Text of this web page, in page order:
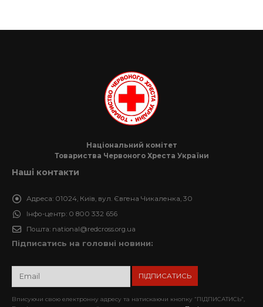
Національний комітет
Товариства Червоного Хреста України
Наші контакти
Адреса: 01024, Київ, вул. Євгена Чикаленка, 30
Інфо-центр: 0 800 332 656
Пошта: national@redcross.org.ua
Підписатись на головні новини:
Вписуючи свою електронну адресу та натискаючи кнопку “ПІДПИСАТИСЬ”,